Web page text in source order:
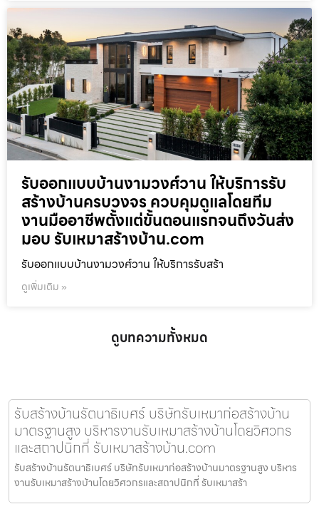
รับออกแบบบ้านงามวงศ์วาน ให้บริการรับ
สร้างบ้านครบวงจร ควบคุมดูแลโดยทีม
งานมืออาชีพตั้งแต่ขั้นตอนแรกจนถึงวันส่ง
มอบ รับเหมาสร้างบ้าน.com
รับออกแบบบ้านงามวงศ์วาน ให้บริการรับสร้า
ดูเพิ่มเติม »
ดูบทความทั้งหมด
รับสร้างบ้านรัตนาธิเบศร์ บริษัทรับเหมาก่อสร้างบ้าน
มาตรฐานสูง บริหารงานรับเหมาสร้างบ้านโดยวิศวกร
และสถาปนิกที่ รับเหมาสร้างบ้าน.com
รับสร้างบ้านรัตนาธิเบศร์ บริษัทรับเหมาก่อสร้างบ้านมาตรฐานสูง บริหาร
งานรับเหมาสร้างบ้านโดยวิศวกรและสถาปนิกที่ รับเหมาสร้า